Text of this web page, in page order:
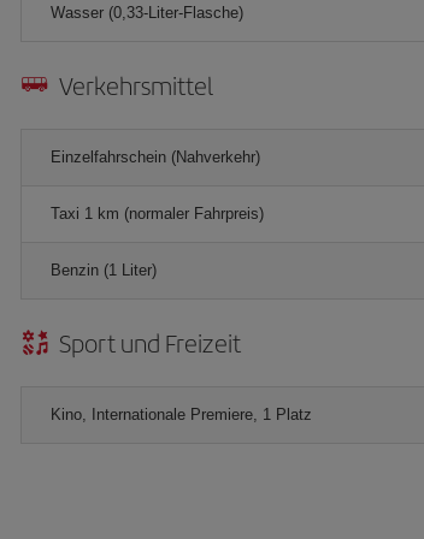
Wasser (0,33-Liter-Flasche)
Verkehrsmittel
Einzelfahrschein (Nahverkehr)
Taxi 1 km (normaler Fahrpreis)
Benzin (1 Liter)
Sport und Freizeit
Kino, Internationale Premiere, 1 Platz